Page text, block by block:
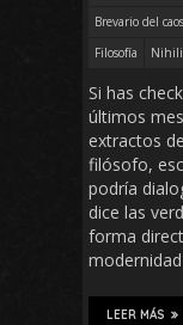
Brevario del caos
Filosofía
Si has
últimos
extractos
filósofo,
podría
dice las
forma
LEER MÁS